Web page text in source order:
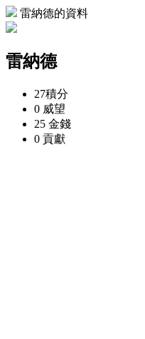
雷納德的資料
雷納德
27積分
0 威望
25 金錢
0 貢獻